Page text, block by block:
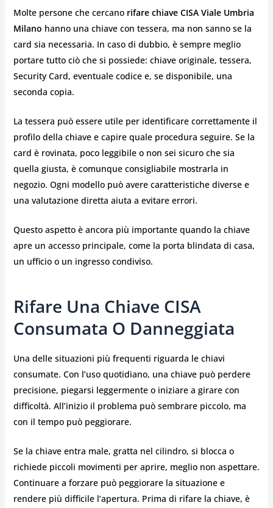
Molte persone che cercano rifare chiave CISA Viale Umbria
Milano hanno una chiave con tessera, ma non sanno se la
card sia necessaria. In caso di dubbio, è sempre meglio
portare tutto ciò che si possiede: chiave originale, tessera,
Security Card, eventuale codice e, se disponibile, una
seconda copia.
La tessera può essere utile per identificare correttamente il
profilo della chiave e capire quale procedura seguire. Se la
card è rovinata, poco leggibile o non sei sicuro che sia
quella giusta, è comunque consigliabile mostrarla in
negozio. Ogni modello può avere caratteristiche diverse e
una valutazione diretta aiuta a evitare errori.
Questo aspetto è ancora più importante quando la chiave
apre un accesso principale, come la porta blindata di casa,
un ufficio o un ingresso condiviso.
Rifare Una Chiave CISA
Consumata O Danneggiata
Una delle situazioni più frequenti riguarda le chiavi
consumate. Con l’uso quotidiano, una chiave può perdere
precisione, piegarsi leggermente o iniziare a girare con
difficoltà. All’inizio il problema può sembrare piccolo, ma
con il tempo può peggiorare.
Se la chiave entra male, gratta nel cilindro, si blocca o
richiede piccoli movimenti per aprire, meglio non aspettare.
Continuare a forzare può peggiorare la situazione e
rendere più difficile l’apertura. Prima di rifare la chiave, è